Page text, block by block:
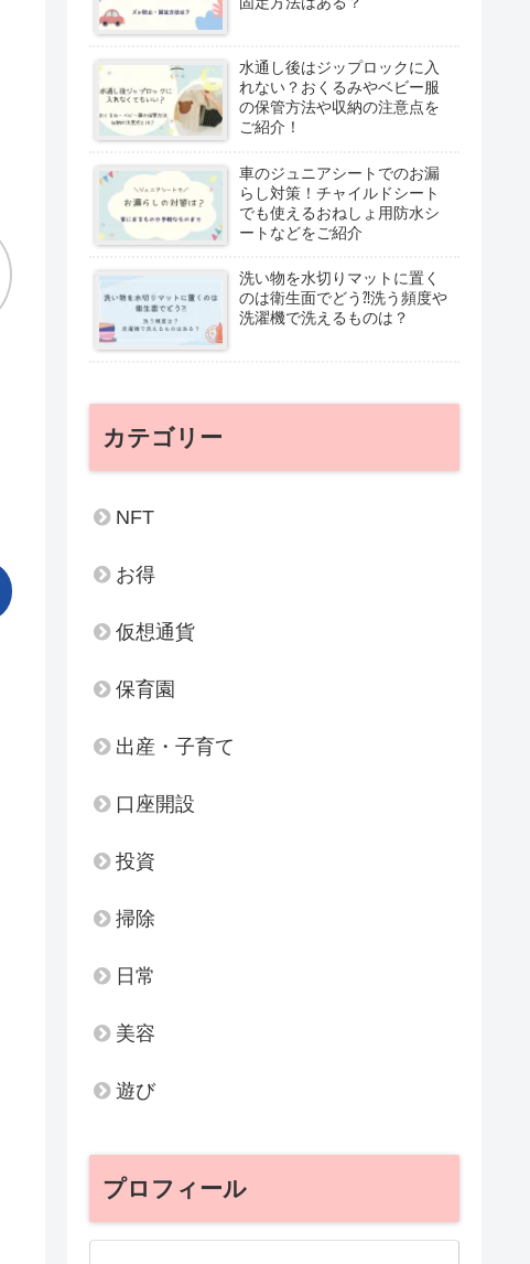
水通し後はジップロックに入
れない？おくるみやベビー服
の保管方法や収納の注意点を
ご紹介！
車のジュニアシートでのお漏
らし対策！チャイルドシート
でも使えるおねしょ用防水シ
ートなどをご紹介
洗い物を水切りマットに置く
のは衛生面でどう⁈洗う頻度や
洗濯機で洗えるものは？
カテゴリー
NFT
お得
仮想通貨
保育園
出産・子育て
口座開設
投資
掃除
日常
美容
遊び
プロフィール